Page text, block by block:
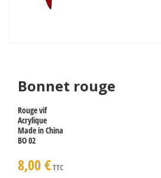
Bonnet rouge
Rouge vif
Acrylique
Made in China
BO 02
8,00 €TTC